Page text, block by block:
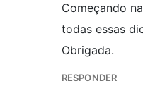
Começando
todas essas
Obrigada.
RESPONDER